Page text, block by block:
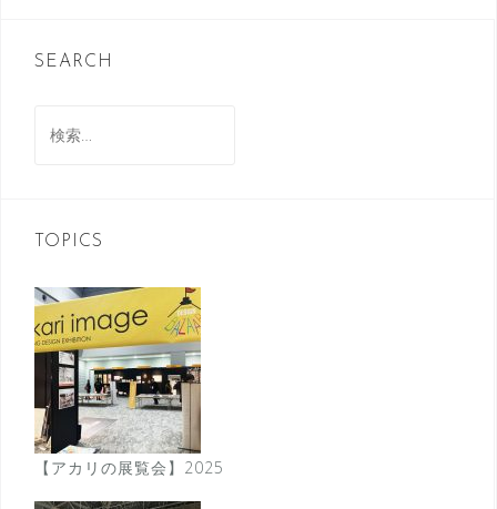
ビ
ー
ン
SEARCH
索:
TOPICS
【アカリの展覧会】2025